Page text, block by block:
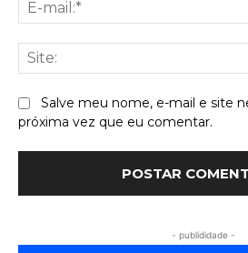
Salve meu nome, e-mail e site
próxima vez que eu comentar.
- publididade -